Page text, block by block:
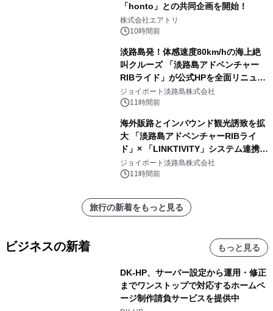
「honto」との共同企画を開始！
株式会社エアトリ
10時間前
淡路島発！体感速度80km/hの海上絶
叫クルーズ 「淡路島アドベンチャー
RIBライド」が公式HPを全面リニュー
アル！ ～スマホで即予約完了の「スマ
ート設計」へ刷新～
ジョイポート淡路島株式会社
11時間前
海外販路とインバウンド観光誘致を拡
大 「淡路島アドベンチャーRIBライ
ド」× 「LINKTIVITY」システム連携を
開始！
ジョイポート淡路島株式会社
11時間前
旅行の新着をもっと見る
ビジネスの新着 もっと見る
DK-HP、サーバー設定から運用・修正
までワンストップで対応するホームペ
ージ制作請負サービスを提供中